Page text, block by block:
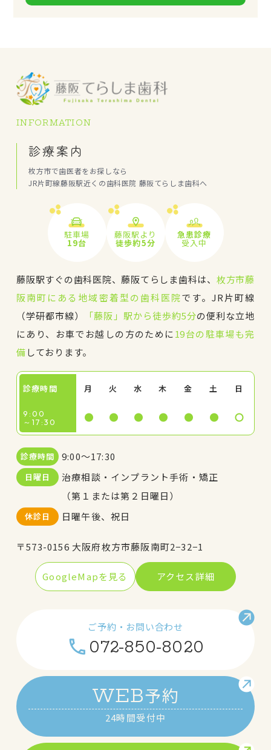
INFORMATION
診療案内
枚方市で歯医者をお探しなら
JR片町線藤阪駅近くの歯科医院 藤阪てらしま歯科へ
駐車場
19台
藤阪駅より
徒歩約5分
急患診療
受入中
藤阪駅すぐの歯科医院、藤阪てらしま歯科は、 枚方市藤
阪南町にある地域密着型の歯科医院です。JR片町線
（学研都市線）
「藤阪」駅から徒歩約5分の便利な立地
にあり、お車でお越しの方のために19台の駐車場も完
備しております。
診療時間 月 火 水 木 金 土 日
9:00
～17:30
診療時間 9:00～17:30
日曜日
治療相談・インプラント手術・矯正
（第１または第２日曜日）
休診日 日曜午後、祝日
〒573-0156 大阪府枚方市藤阪南町2−32−1
GoogleMapを見る アクセス詳細
ご予約・お問い合わせ
072-850-8020
WEB予約
24時間受付中